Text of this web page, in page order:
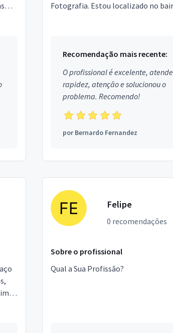
Fotografia. Estou localizado no
Recomendação mais recente:
O profissional é excelente,
rapidez, atenção e solucionou o
problema. Recomendo!
porBernardo Fernandez
Felipe
0 recomendações
Sobre o profissional
Qual a Sua Profissão?